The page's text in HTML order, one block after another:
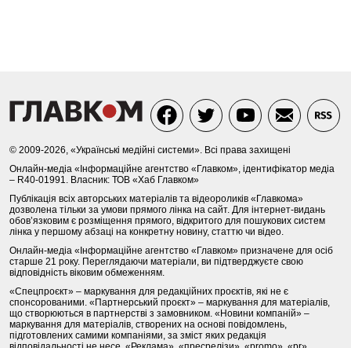
© 2009-2026, «Українські медійні системи». Всі права захищені
Онлайн-медіа «Інформаційне агентство «Главком», ідентифікатор медіа
– R40-01991. Власник: ТОВ «Хаб Главком»
Публікація всіх авторських матеріалів та відеороликів «Главкома»
дозволена тільки за умови прямого лінка на сайт. Для інтернет-видань
обов’язковим є розміщення прямого, відкритого для пошукових систем
лінка у першому абзаці на конкретну новину, статтю чи відео.
Онлайн-медіа «Інформаційне агентство «Главком» призначене для осіб
старше 21 року. Переглядаючи матеріали, ви підтверджуєте свою
відповідність віковим обмеженням.
«Спецпроєкт» – маркування для редакційних проєктів, які не є
спонсорованими. «Партнерський проєкт» – маркування для матеріалів,
що створюються в партнерстві з замовником. «Новини компаній» –
маркування для матеріалів, створених на основі повідомлень,
підготовлених самими компаніями, за зміст яких редакція